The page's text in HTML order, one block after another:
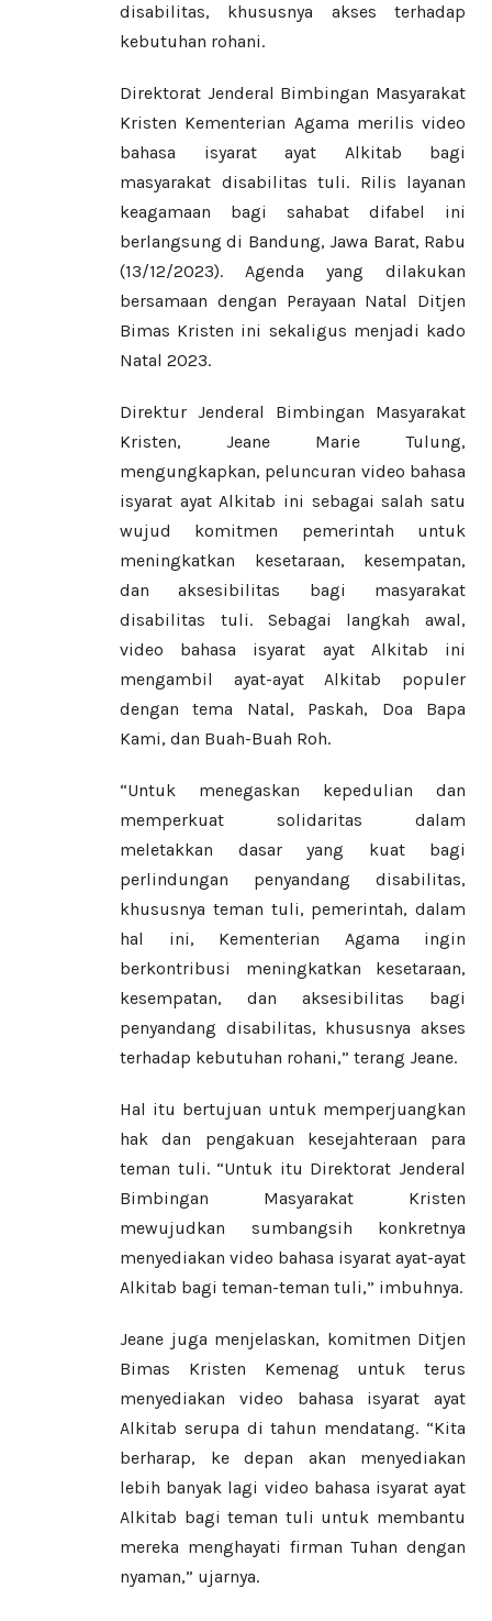
disabilitas, khususnya akses terhadap
kebutuhan rohani.
Direktorat Jenderal Bimbingan Masyarakat
Kristen Kementerian Agama merilis video
bahasa isyarat ayat Alkitab bagi
masyarakat disabilitas tuli. Rilis layanan
keagamaan bagi sahabat difabel ini
berlangsung di Bandung, Jawa Barat, Rabu
(13/12/2023). Agenda yang dilakukan
bersamaan dengan Perayaan Natal Ditjen
Bimas Kristen ini sekaligus menjadi kado
Natal 2023.
Direktur Jenderal Bimbingan Masyarakat
Kristen, Jeane Marie Tulung,
mengungkapkan, peluncuran video bahasa
isyarat ayat Alkitab ini sebagai salah satu
wujud komitmen pemerintah untuk
meningkatkan kesetaraan, kesempatan,
dan aksesibilitas bagi masyarakat
disabilitas tuli. Sebagai langkah awal,
video bahasa isyarat ayat Alkitab ini
mengambil ayat-ayat Alkitab populer
dengan tema Natal, Paskah, Doa Bapa
Kami, dan Buah-Buah Roh.
“Untuk menegaskan kepedulian dan
memperkuat solidaritas dalam
meletakkan dasar yang kuat bagi
perlindungan penyandang disabilitas,
khususnya teman tuli, pemerintah, dalam
hal ini, Kementerian Agama ingin
berkontribusi meningkatkan kesetaraan,
kesempatan, dan aksesibilitas bagi
penyandang disabilitas, khususnya akses
terhadap kebutuhan rohani,” terang Jeane.
Hal itu bertujuan untuk memperjuangkan
hak dan pengakuan kesejahteraan para
teman tuli. “Untuk itu Direktorat Jenderal
Bimbingan Masyarakat Kristen
mewujudkan sumbangsih konkretnya
menyediakan video bahasa isyarat ayat-ayat
Alkitab bagi teman-teman tuli,” imbuhnya.
Jeane juga menjelaskan, komitmen Ditjen
Bimas Kristen Kemenag untuk terus
menyediakan video bahasa isyarat ayat
Alkitab serupa di tahun mendatang. “Kita
berharap, ke depan akan menyediakan
lebih banyak lagi video bahasa isyarat ayat
Alkitab bagi teman tuli untuk membantu
mereka menghayati firman Tuhan dengan
nyaman,” ujarnya.